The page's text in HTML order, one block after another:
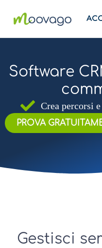
Software
Crea percorsi
PROVA
Gestisci